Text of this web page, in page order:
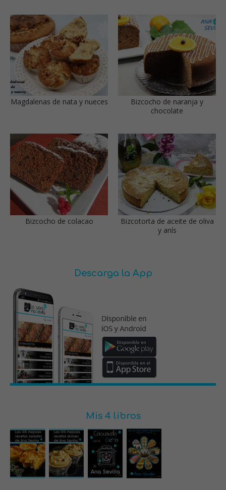
Magdalenas de nata y nueces
Bizcocho de naranja y
chocolate
Bizcocho de colacao
Bizcotorta de aceite de oliva
y anís
Descarga la App
Mis 4 libros